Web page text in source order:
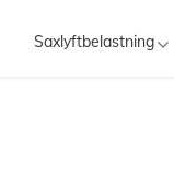
Saxlyftbelastning